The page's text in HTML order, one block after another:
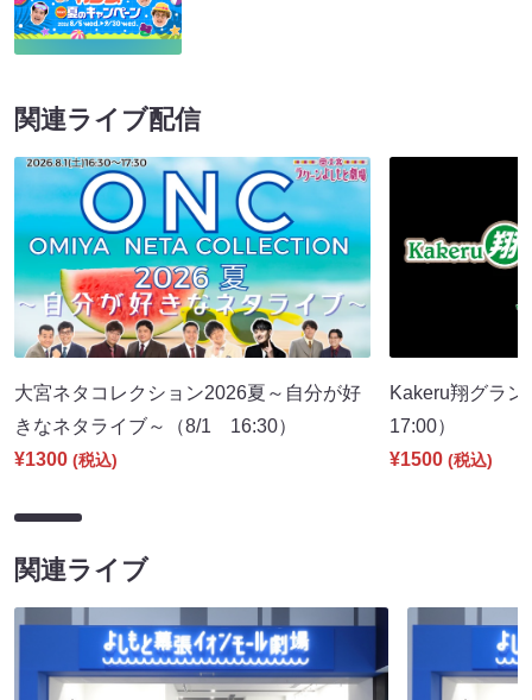
関連ライブ配信
大宮ネタコレクション2026夏～自分が好
きなネタライブ～（8/1 16:30）
¥1300 (税込)
Kakeru翔グラ
17:00）
¥1500 (税込)
関連ライブ